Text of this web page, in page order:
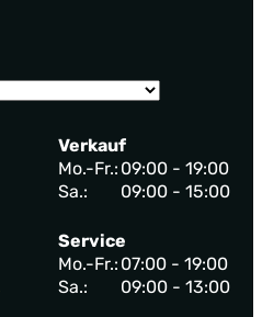
Verkauf
Mo.-Fr.: 09:00 - 19:00
Sa.:
09:00 - 15:00
Service
Mo.-Fr.: 07:00 - 19:00
Sa.:
09:00 - 13:00